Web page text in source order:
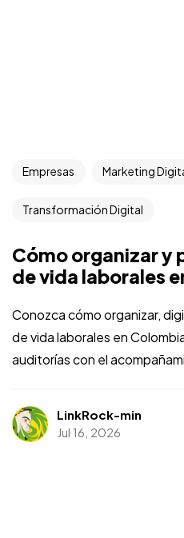
Empresas Marketing
Transformación Digital
Cómo organizar y
de vida laborales
Conozca cómo organizar,
de vida laborales en
auditorías con el
LinkRock-min
Jul 16, 2026